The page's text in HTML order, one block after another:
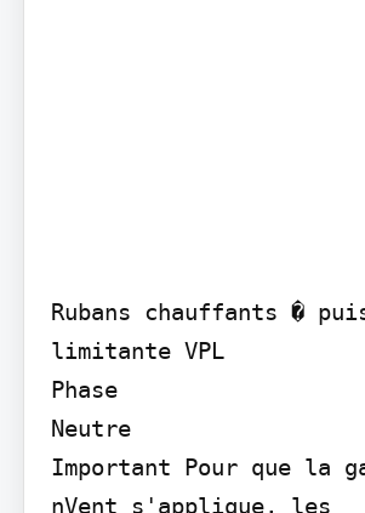
Rubans chauffants �
limitante VPL
Phase
Neutre
Important Pour que la
nVent s'applique, les